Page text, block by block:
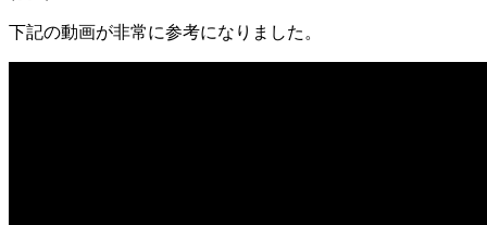
下記の動画が非常に参考になりました。